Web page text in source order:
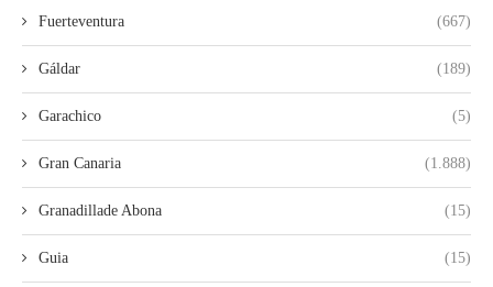
Fuerteventura (667)
Gáldar (189)
Garachico (5)
Gran Canaria (1.888)
Granadillade Abona (15)
Guia (15)